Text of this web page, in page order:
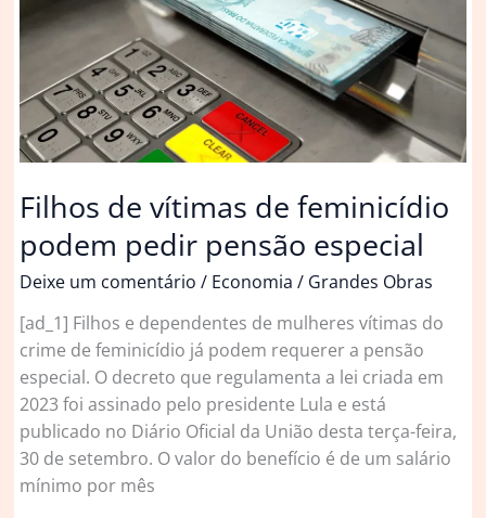
prisão
Filhos de vítimas de feminicídio
podem pedir pensão especial
Deixe um comentário / Economia / Grandes Obras
[ad_1] Filhos e dependentes de mulheres vítimas do
crime de feminicídio já podem requerer a pensão
especial. O decreto que regulamenta a lei criada em
2023 foi assinado pelo presidente Lula e está
publicado no Diário Oficial da União desta terça-feira,
30 de setembro. O valor do benefício é de um salário
mínimo por mês